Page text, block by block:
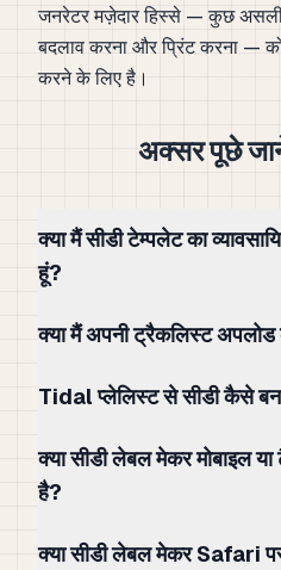
जनरेटर मज़ेदार हिस्से — कुछ
बदलाव करना और प्रिंट करना —
करने के लिए है।
अक्सर पूछे
क्या मैं सीडी टेम्पलेट का
हूं?
क्या मैं अपनी ट्रैकलिस्ट
Tidal प्लेलिस्ट से सीडी कैसे
क्या सीडी लेबल मेकर मोबाइल
है?
क्या सीडी लेबल मेकर Safari